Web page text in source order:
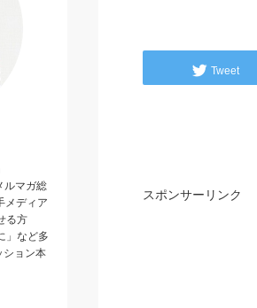
Tweet
スポンサーリンク
ルマガ総
メディア
る方
」など多
ション本